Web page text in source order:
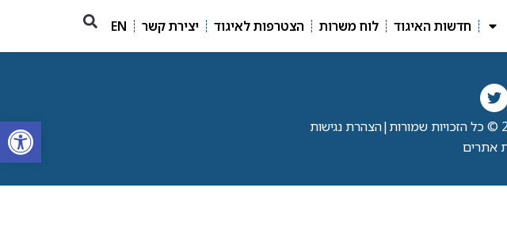
פתח
חדשות האיגוד לוח משרות הצטרפות לאיגוד יצירת קשר EN
|הצהרת נגישות